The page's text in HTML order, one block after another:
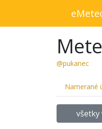
@pukanec
Namerané
všetky